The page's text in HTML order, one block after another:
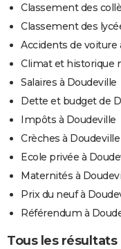
Classement des
Classement des
Accidents de voiture
Climat et historique
Salaires à Doudeville
Dette et budget de
Impôts à Doudeville
Crèches à Doudeville
Ecole privée à
Maternités à
Prix du neuf à
Référendum à
Tous les